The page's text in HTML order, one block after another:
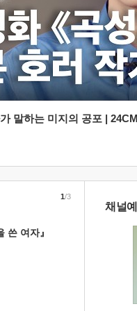
말하는 미지의 공포 |
쓴 여자』
1/3
채널